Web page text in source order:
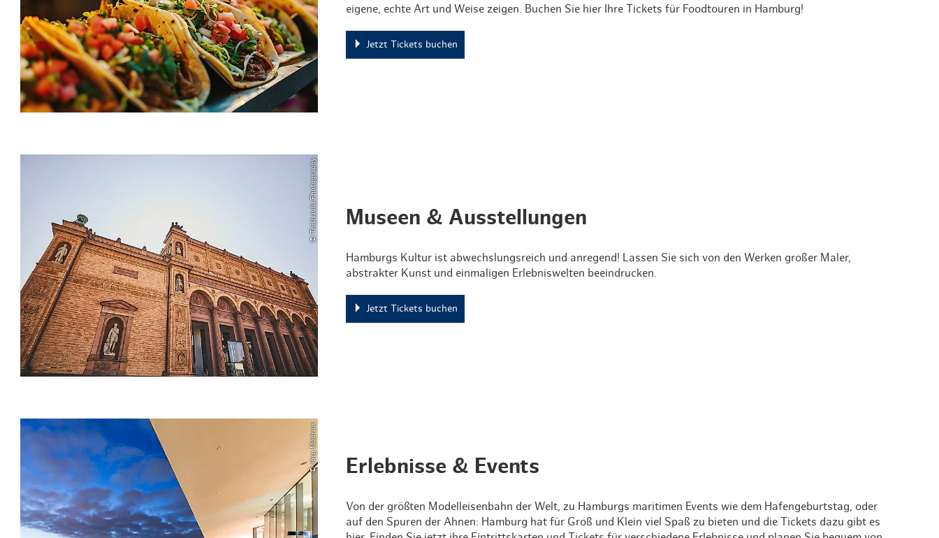
eigene, echte Art und Weise zeigen. Buchen Sie hier Ihre Tickets für Foodtouren in Hamburg!
Jetzt Tickets buchen
© ThisIsJulia Photography Museen & Ausstellungen
Hamburgs Kultur ist abwechslungsreich und anregend! Lassen Sie sich von den Werken großer Maler,
abstrakter Kunst und einmaligen Erlebniswelten beeindrucken.
Jetzt Tickets buchen
© Jörg Modrow Erlebnisse & Events
Von der größten Modelleisenbahn der Welt, zu Hamburgs maritimen Events wie dem Hafengeburtstag, oder
auf den Spuren der Ahnen: Hamburg hat für Groß und Klein viel Spaß zu bieten und die Tickets dazu gibt es